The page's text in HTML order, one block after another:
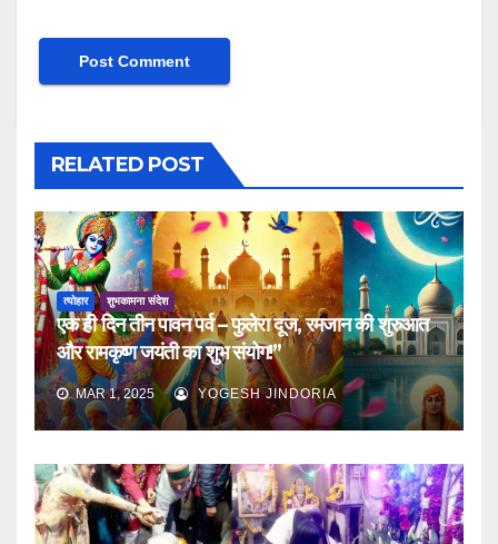
RELATED POST
त्योहार शुभकामना संदेश
एक ही दिन तीन पावन पर्व – फुलेरा दूज, रमजान की शुरुआत
और रामकृष्ण जयंती का शुभ संयोग!”
MAR 1, 2025 YOGESH JINDORIA